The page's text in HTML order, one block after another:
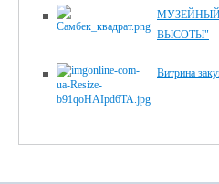
ВЫСОТЫ"
Витрина